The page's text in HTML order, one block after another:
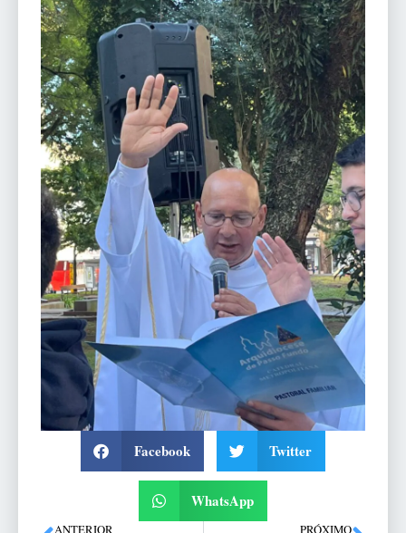
Facebook Twitter
WhatsApp
ANTERIOR PRÓXIMO